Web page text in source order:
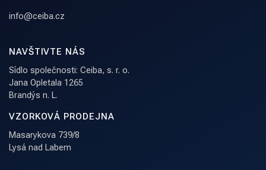
info@ceiba.cz
NAVŠTIVTE NÁS
Sídlo společnosti: Ceiba, s. r. o.
Jana Opletala 1265
Brandýs n. L.
VZORKOVÁ PRODEJNA
Masarykova 739/8
Lysá nad Labem